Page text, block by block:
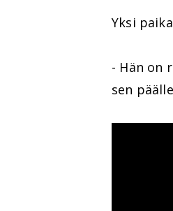
Yksi
- Hän on
sen